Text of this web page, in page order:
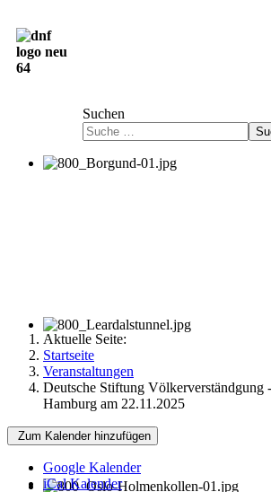
Suchen
Aktuelle Seite:
Startseite
Veranstaltungen
Deutsche Stiftung Völkerverständgung
Hamburg am 22.11.2025
Zum Kalender hinzufügen
Google Kalender
iCal Kalender